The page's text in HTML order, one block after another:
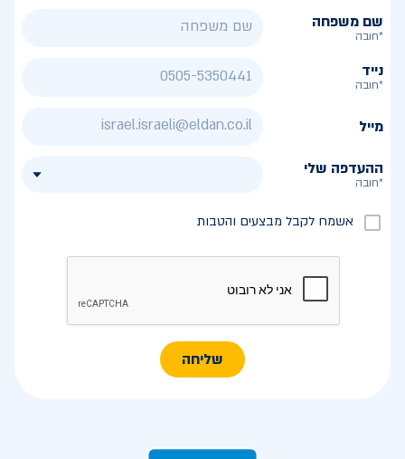
שם משפחה
*חובה
נייד
*חובה
מייל
ההעדפה שלי
*חובה
אשמח לקבל מבצעים והטבות
שליחה